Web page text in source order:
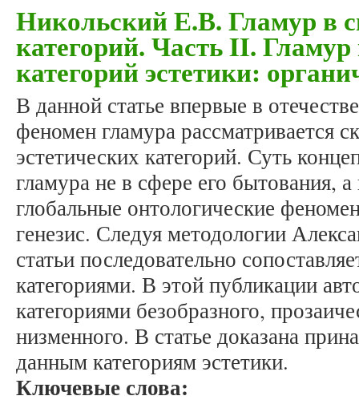
Никольский Е.В. Гламур в
категорий. Часть II. Гламур
категорий эстетики:
В данной статье впервые в
феномен гламура рассматривается
эстетических категорий. Суть
гламура не в сфере его бытования, а
глобальные онтологические
генезис. Следуя методологии
статьи последовательно
категориями. В этой публикации
категориями безобразного,
низменного. В статье доказана
данным категориям эстетики.
Ключевые слова: